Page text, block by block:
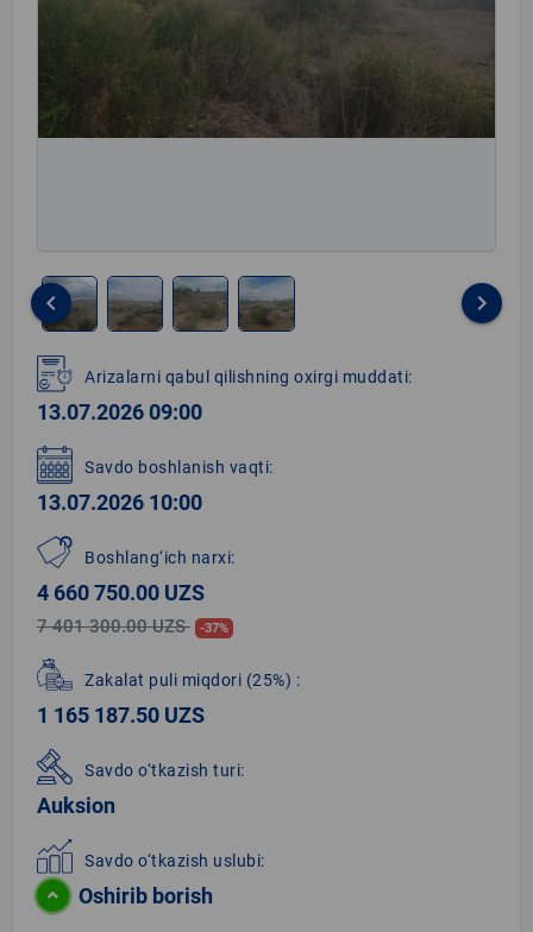
1
of
4
keyboard_arrow_left keyboard_arrow_right
Arizalarni qabul qilishning oxirgi muddati:
13.07.2026 09:00
Savdo boshlanish vaqti:
13.07.2026 10:00
Boshlang‘ich narxi:
4 660 750.00 UZS
7 401 300.00 UZS -37%
Zakalat puli miqdori (25%) :
1 165 187.50 UZS
Savdo o‘tkazish turi:
Auksion
Savdo o‘tkazish uslubi:
Oshirib borish